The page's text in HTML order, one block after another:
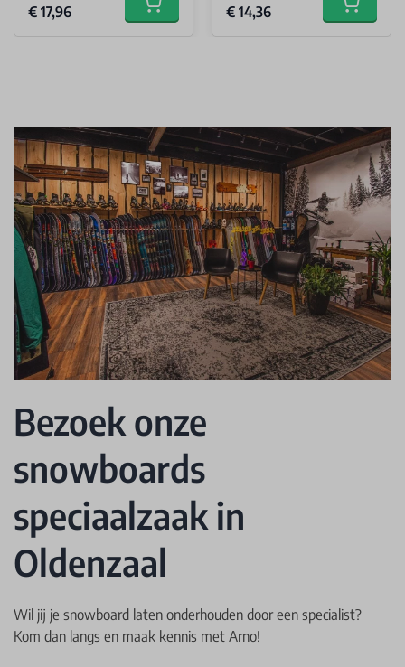
Special Price
€ 17,96 Add to cart Special Price
€ 14,36 Add to
Bezoek onze
snowboards
speciaalzaak in
Oldenzaal
Wil jij je snowboard laten onderhouden door een specialist?
Kom dan langs en maak kennis met Arno!